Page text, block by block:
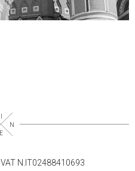
| VAT N.IT02488410693